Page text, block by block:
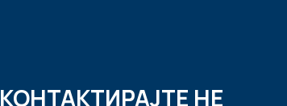
КОНТАКТИРАЈТЕ НЕ